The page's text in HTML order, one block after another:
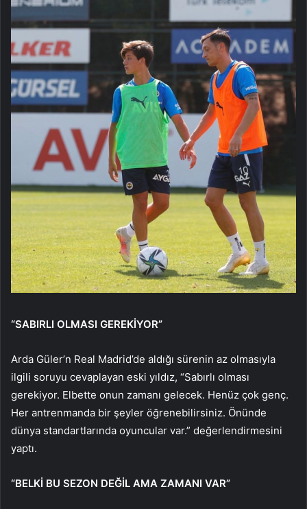
“SABIRLI OLMASI GEREKİYOR”
Arda Güler’n Real Madrid’de aldığı sürenin az olmasıyla
ilgili soruyu cevaplayan eski yıldız, “Sabırlı olması
gerekiyor. Elbette onun zamanı gelecek. Henüz çok genç.
Her antrenmanda bir şeyler öğrenebilirsiniz. Önünde
dünya standartlarında oyuncular var.” değerlendirmesini
yaptı.
“BELKİ BU SEZON DEĞİL AMA ZAMANI VAR”